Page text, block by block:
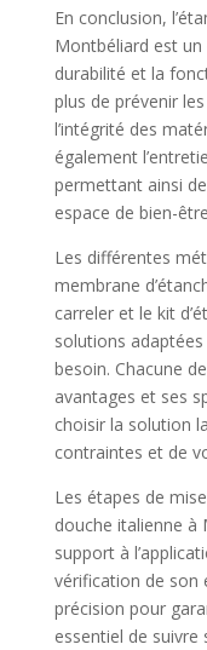
En conclusion,
Montbéliard est
durabilité et la
plus de prévenir
l’intégrité des
également
permettant ainsi
espace de bien-
Les différentes
membrane
carreler et le kit
solutions
besoin. Chacune
avantages et ses
choisir la solution
contraintes et de
Les étapes de
douche italienne à
support à
vérification de son
précision pour
essentiel de suivre